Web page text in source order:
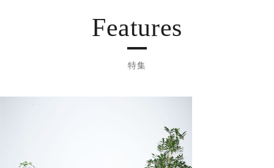
Features
特集